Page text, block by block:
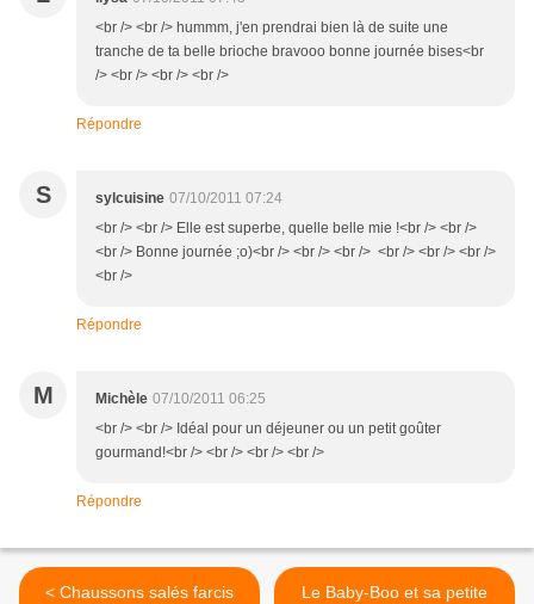
<br /> <br /> hummm, j'en prendrai bien là de suite une
tranche de ta belle brioche bravooo bonne journée bises<br
/> <br /> <br /> <br />
Répondre
S sylcuisine 07/10/2011 07:24
<br /> <br /> Elle est superbe, quelle belle mie !<br /> <br />
<br /> Bonne journée ;o)<br /> <br /> <br /> <br /> <br /> <br />
<br />
Répondre
M Michèle 07/10/2011 06:25
<br /> <br /> Idéal pour un déjeuner ou un petit goûter
gourmand!<br /> <br /> <br /> <br />
Répondre
< Chaussons salés farcis
Le Baby-Boo et sa petite